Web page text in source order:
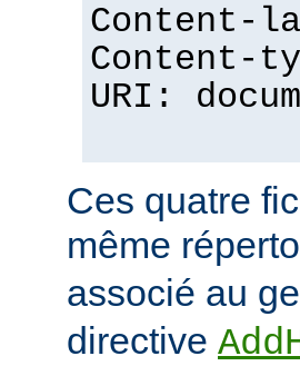
Content-
Content-
URI:
Ces quatre
même
associé au
directive